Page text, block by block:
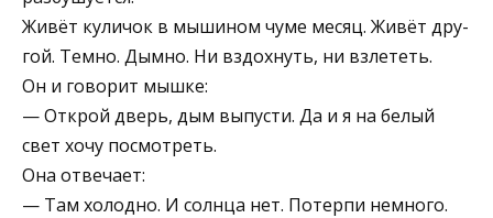
Живёт куличок в мышином чуме месяц. Живёт дру­
гой. Темно. Дымно. Ни вздохнуть, ни взлететь.
Он и говорит мышке:
— Открой дверь, дым выпусти. Да и я на белый
свет хочу посмотреть.
Она отвечает:
— Там холодно. И солнца нет. Потерпи немного.